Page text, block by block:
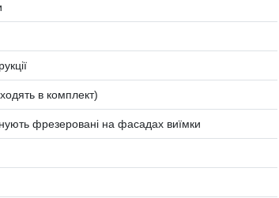
в комплект)
фрезеровані на фасадах виїмки